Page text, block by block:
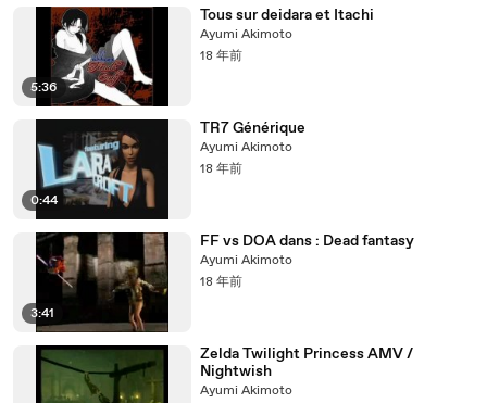
5:36
Tous sur deidara et Itachi
Ayumi Akimoto
18 年前
0:44
TR7 Générique
Ayumi Akimoto
18 年前
3:41
FF vs DOA dans : Dead fantasy
Ayumi Akimoto
18 年前
Zelda Twilight Princess AMV /
Nightwish
Ayumi Akimoto